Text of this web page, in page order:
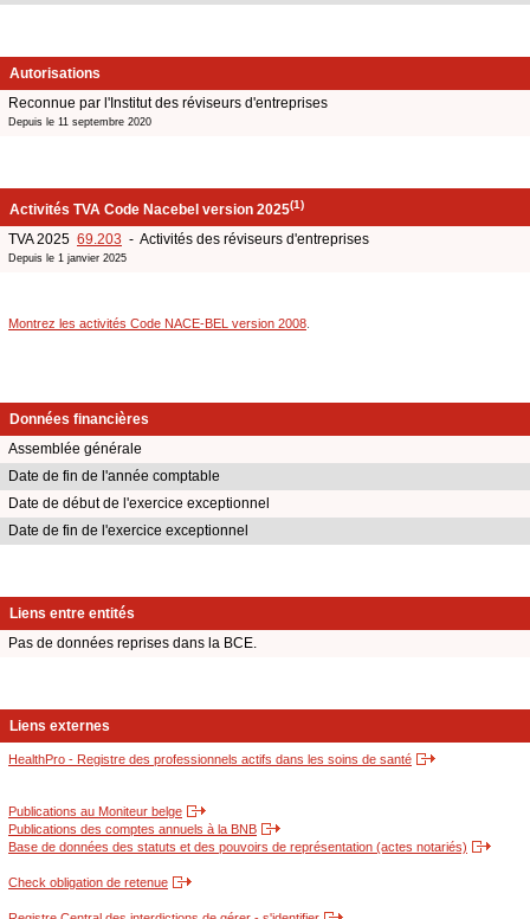
Autorisations
Reconnue par l'Institut des réviseurs d'entreprises
Depuis le 11 septembre 2020
Activités TVA Code Nacebel version 2025(1)
TVA 2025 69.203 - Activités des réviseurs d'entreprises
Depuis le 1 janvier 2025
Montrez les activités Code NACE-BEL version 2008
Données financières
Assemblée générale
Date de fin de l'année comptable
Date de début de l'exercice exceptionnel
Date de fin de l'exercice exceptionnel
Liens entre entités
Pas de données reprises dans la BCE.
Liens externes
HealthPro - Registre des professionnels actifs dans les soins de santé
Publications au Moniteur belge
Publications des comptes annuels à la BNB
Base de données des statuts et des pouvoirs de représentation (actes notariés)
Check obligation de retenue